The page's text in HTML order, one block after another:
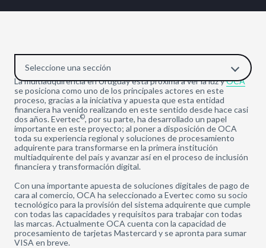
Seleccione una sección
La multiadquirencia en Uruguay está próxima a ver la luz yOCA
se posiciona como uno de los principales actores en este
proceso, gracias a la iniciativa y apuesta que esta entidad
financiera ha venido realizando en este sentido desde hace casi
dos años. Evertec©, por su parte, ha desarrollado un papel
importante en este proyecto; al poner a disposición de OCA
toda su experiencia regional y soluciones de procesamiento
adquirente para transformarse en la primera institución
multiadquirente del país y avanzar así en el proceso de inclusión
financiera y transformación digital.
Con una importante apuesta de soluciones digitales de pago de
cara al comercio, OCA ha seleccionado a Evertec como su socio
tecnológico para la provisión del sistema adquirente que cumple
con todas las capacidades y requisitos para trabajar con todas
las marcas. Actualmente OCA cuenta con la capacidad de
procesamiento de tarjetas Mastercard y se apronta para sumar
VISA en breve.